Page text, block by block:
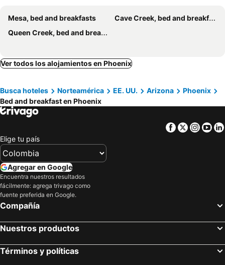
Mesa, bed and breakfasts
Cave Creek, bed and breakfasts
Queen Creek, bed and breakfasts
Ver todos los alojamientos en Phoenix
Busca hoteles Norteamérica EE. UU. Arizona
Phoenix
Bed and breakfast en Phoenix
Facebook
Twitter
Elige tu país
Agregar en Google
Encuentra nuestros resultados
fácilmente: agrega trivago como
fuente preferida en Google.
Compañía
Nuestros productos
Términos y políticas